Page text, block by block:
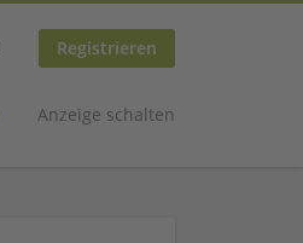
Registrieren
Anzeige schalten